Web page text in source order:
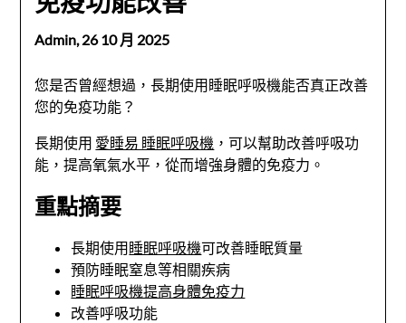
Admin,26 10 月 2025
您是否曾經想過，長期使用睡眠呼吸機能否真正改善
您的免疫功能？
長期使用 愛睡易 睡眠呼吸機 ，可以幫助改善呼吸功
能，提高氧氣水平，從而增強身體的免疫力。
重點摘要
長期使用 睡眠呼吸機可改善睡眠質量
預防睡眠窒息等相關疾病
睡眠呼吸機提高身體免疫力
改善呼吸功能